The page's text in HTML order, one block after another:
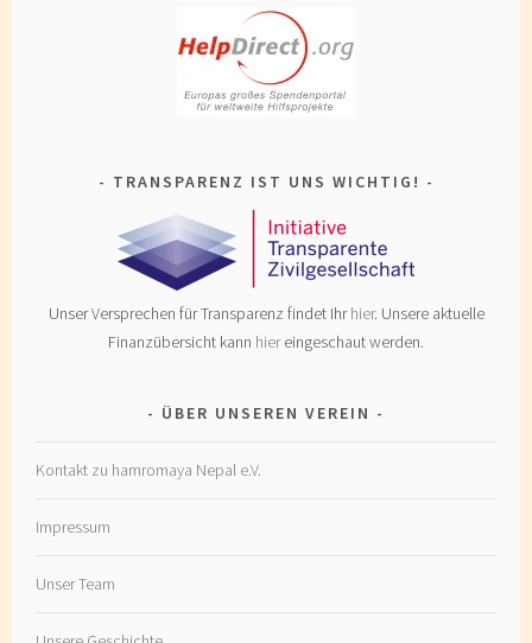
TRANSPARENZ IST UNS WICHTIG!
Unser Versprechen für Transparenz findet Ihrhier. Unsere aktuelle
Finanzübersicht kann hiereingeschaut werden.
ÜBER UNSEREN VEREIN
Kontakt zu hamromaya Nepal e.V.
Impressum
Unser Team